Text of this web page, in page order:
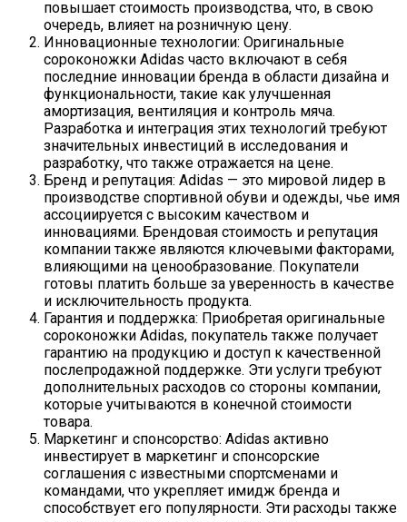
повышает стоимость производства, что, в свою
очередь, влияет на розничную цену.
Инновационные технологии: Оригинальные
сороконожки Adidas часто включают в себя
последние инновации бренда в области дизайна и
функциональности, такие как улучшенная
амортизация, вентиляция и контроль мяча.
Разработка и интеграция этих технологий требуют
значительных инвестиций в исследования и
разработку, что также отражается на цене.
Бренд и репутация: Adidas — это мировой лидер в
производстве спортивной обуви и одежды, чье имя
ассоциируется с высоким качеством и
инновациями. Брендовая стоимость и репутация
компании также являются ключевыми факторами,
влияющими на ценообразование. Покупатели
готовы платить больше за уверенность в качестве
и исключительность продукта.
Гарантия и поддержка: Приобретая оригинальные
сороконожки Adidas, покупатель также получает
гарантию на продукцию и доступ к качественной
послепродажной поддержке. Эти услуги требуют
дополнительных расходов со стороны компании,
которые учитываются в конечной стоимости
товара.
Маркетинг и спонсорство: Adidas активно
инвестирует в маркетинг и спонсорские
соглашения с известными спортсменами и
командами, что укрепляет имидж бренда и
способствует его популярности. Эти расходы также